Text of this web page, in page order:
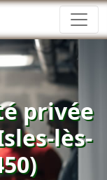
privée
lès-